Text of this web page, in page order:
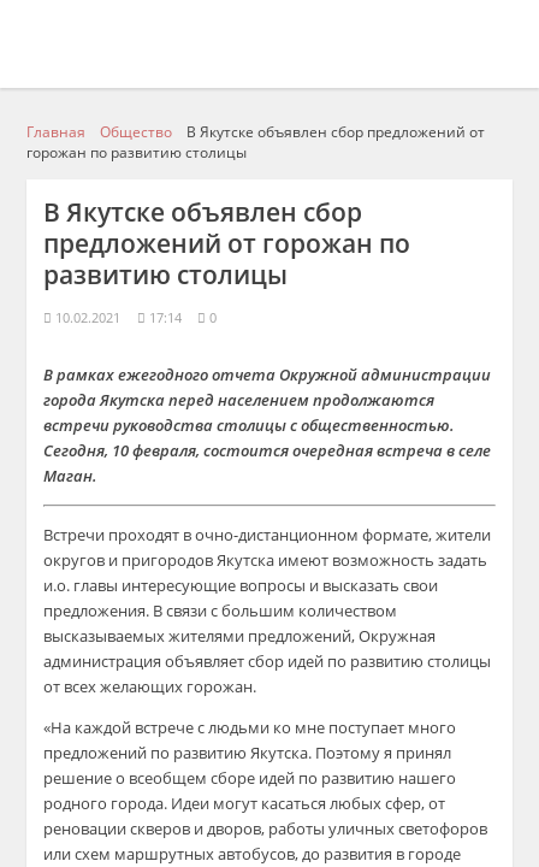
Главная Общество
В Якутске объявлен сбор предложений от
горожан по развитию столицы
В Якутске объявлен сбор
предложений от горожан по
развитию столицы
10.02.2021 17:14 0
В рамках ежегодного отчета Окружной администрации
города Якутска перед населением продолжаются
встречи руководства столицы с общественностью.
Сегодня, 10 февраля, состоится очередная встреча в селе
Маган.
Встречи проходят в очно-дистанционном формате, жители
округов и пригородов Якутска имеют возможность задать
и.о. главы интересующие вопросы и высказать свои
предложения. В связи с большим количеством
высказываемых жителями предложений, Окружная
администрация объявляет сбор идей по развитию столицы
от всех желающих горожан.
«На каждой встрече с людьми ко мне поступает много
предложений по развитию Якутска. Поэтому я принял
решение о всеобщем сборе идей по развитию нашего
родного города. Идеи могут касаться любых сфер, от
реновации скверов и дворов, работы уличных светофоров
или схем маршрутных автобусов, до развития в городе